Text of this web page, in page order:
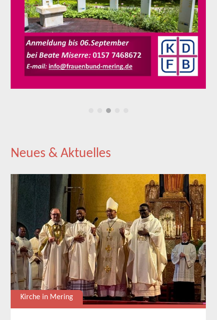
Neues & Aktuelles
Kirche in Mering